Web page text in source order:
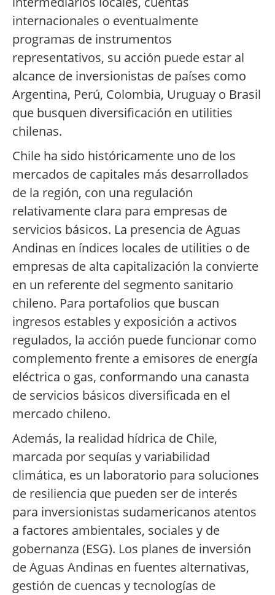
internacionales o eventualmente
programas de instrumentos
representativos, su acción puede estar al
alcance de inversionistas de países como
Argentina, Perú, Colombia, Uruguay o Brasil
que busquen diversificación en utilities
chilenas.
Chile ha sido históricamente uno de los
mercados de capitales más desarrollados
de la región, con una regulación
relativamente clara para empresas de
servicios básicos. La presencia de Aguas
Andinas en índices locales de utilities o de
empresas de alta capitalización la convierte
en un referente del segmento sanitario
chileno. Para portafolios que buscan
ingresos estables y exposición a activos
regulados, la acción puede funcionar como
complemento frente a emisores de energía
eléctrica o gas, conformando una canasta
de servicios básicos diversificada en el
mercado chileno.
Además, la realidad hídrica de Chile,
marcada por sequías y variabilidad
climática, es un laboratorio para soluciones
de resiliencia que pueden ser de interés
para inversionistas sudamericanos atentos
a factores ambientales, sociales y de
gobernanza (ESG). Los planes de inversión
de Aguas Andinas en fuentes alternativas,
gestión de cuencas y tecnologías de